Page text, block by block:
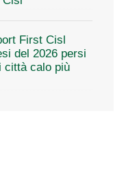
First Cisl
del 2026 persi
città calo più